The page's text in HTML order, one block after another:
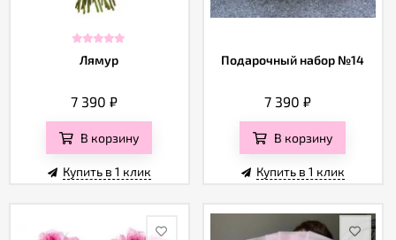
Лямур
7 390 ₽
В корзину
Купить в 1 клик
Подарочный набор №14
7 390 ₽
В корзину
Купить в 1 клик